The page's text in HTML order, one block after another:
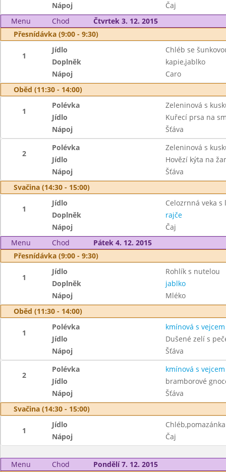
Nápoj
Čaj
Menu
Chod
Čtvrtek 3. 12. 2015
Přesnídávka (9:00 - 9:30)
1
Jídlo
Chléb se
Doplněk
kapie,jablko
Nápoj
Caro
Oběd (11:30 - 14:00)
1
Polévka
Zeleninová s
Jídlo
Kuřecí prsa na
Nápoj
Šťáva
2
Polévka
Zeleninová s
Jídlo
Hovězí kýta na
Nápoj
Šťáva
Svačina (14:30 - 15:00)
1
Jídlo
Celozrnná veka s
Doplněk
rajče
Nápoj
Čaj
Menu
Chod
Pátek 4. 12. 2015
Přesnídávka (9:00 - 9:30)
1
Jídlo
Rohlík s nutelou
Doplněk
jablko
Nápoj
Mléko
Oběd (11:30 - 14:00)
1
Polévka
kmínová s vejcem
Jídlo
Dušené zelí s
Nápoj
Šťáva
2
Polévka
kmínová s vejcem
Jídlo
bramborové
Nápoj
Šťáva
Svačina (14:30 - 15:00)
1
Jídlo
Nápoj
Čaj
Menu Chod
Pondělí 7. 12. 2015